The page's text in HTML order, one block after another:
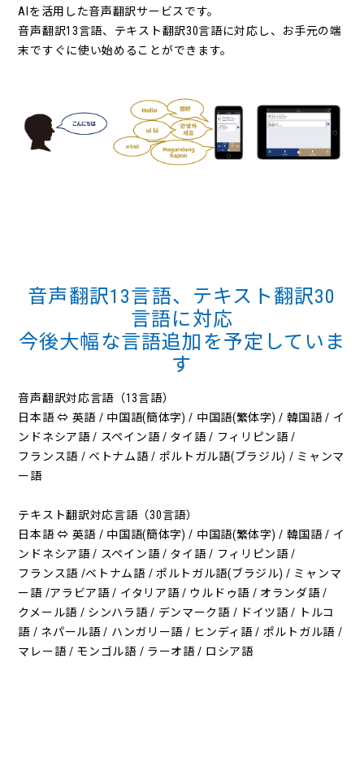
AIを活用した音声翻訳サービスです。
音声翻訳13言語、テキスト翻訳30言語に対応し、お手元の端
末ですぐに使い始めることができます。
音声翻訳13言語、テキスト翻訳30
言語に対応
今後大幅な言語追加を予定していま
す
音声翻訳対応言語（13言語）
日本語 ⇔ 英語 / 中国語(簡体字) / 中国語(繁体字) / 韓国語 / イ
ンドネシア語 / スペイン語 / タイ語 / フィリピン語 /
フランス語 / ベトナム語 / ポルトガル語(ブラジル) / ミャンマ
ー語
テキスト翻訳対応言語（30言語）
日本語 ⇔ 英語 / 中国語(簡体字) / 中国語(繁体字) / 韓国語 / イ
ンドネシア語 / スペイン語 / タイ語 / フィリピン語 /
フランス語 /ベトナム語 / ポルトガル語(ブラジル) / ミャンマ
ー語 /アラビア語 / イタリア語 / ウルドゥ語 / オランダ語 /
クメール語 / シンハラ語 / デンマーク語 / ドイツ語 / トルコ
語 / ネパール語 / ハンガリー語 / ヒンディ語 / ポルトガル語 /
マレー語 / モンゴル語 / ラーオ語 / ロシア語